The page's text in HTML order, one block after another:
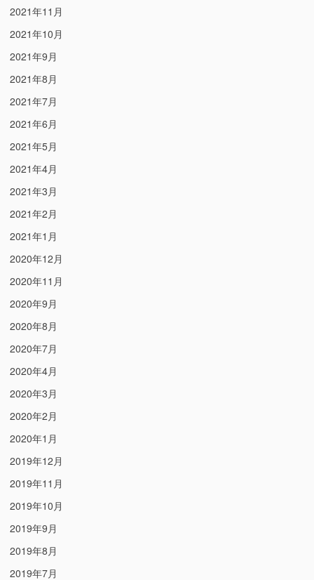
2021年11月
2021年10月
2021年9月
2021年8月
2021年7月
2021年6月
2021年5月
2021年4月
2021年3月
2021年2月
2021年1月
2020年12月
2020年11月
2020年9月
2020年8月
2020年7月
2020年4月
2020年3月
2020年2月
2020年1月
2019年12月
2019年11月
2019年10月
2019年9月
2019年8月
2019年7月